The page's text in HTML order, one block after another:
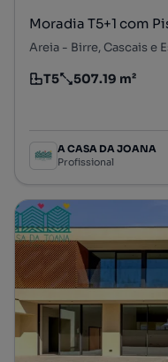
Moradia T5+1 com
Areia - Birre, Cascais e
Tipologia
T5
Preço por metro
507.19 m²
A CASA DA JOANA
Profissional